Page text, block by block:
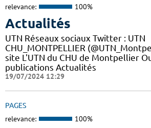
relevance: 100%
Actualités
UTN Réseaux sociaux Twitter : UTN
CHU_MONTPELLIER
site L'UTN du CHU de Montpellier
publications Actualités
19/07/2024 12:29
PAGES
relevance: 100%